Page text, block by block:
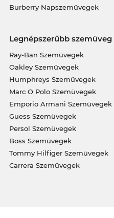
Burberry Napszemüvegek
Legnépszerűbb
Ray-Ban Szemüvegek
Oakley Szemüvegek
Humphreys Szemüvegek
Marc O Polo Szemüvegek
Emporio Armani Szemüvegek
Guess Szemüvegek
Persol Szemüvegek
Boss Szemüvegek
Tommy Hilfiger Szemüvegek
Carrera Szemüvegek